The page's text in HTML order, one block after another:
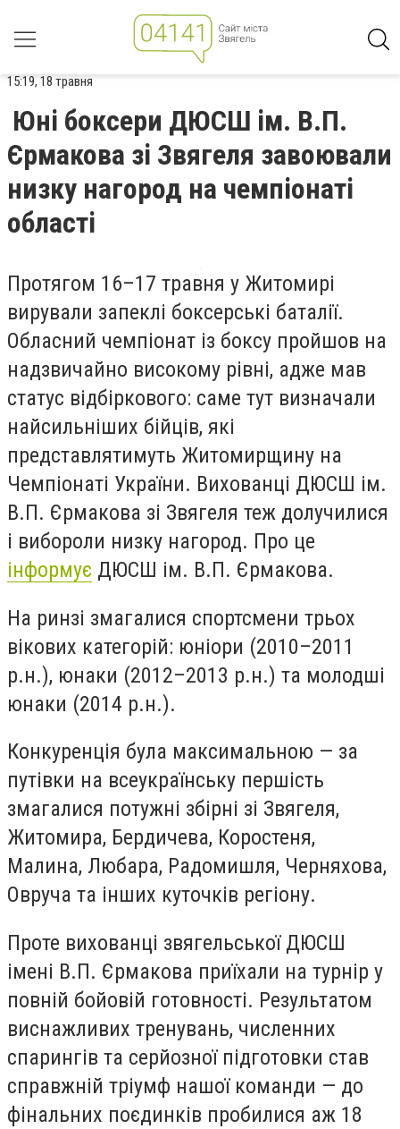
15:19, 18 травня
Юні боксери ДЮСШ ім. В.П.
Єрмакова зі Звягеля завоювали
низку нагород на чемпіонаті
області
Протягом 16–17 травня у Житомирі
вирували запеклі боксерські баталії.
Обласний чемпіонат із боксу пройшов на
надзвичайно високому рівні, адже мав
статус відбіркового: саме тут визначали
найсильніших бійців, які
представлятимуть Житомирщину на
Чемпіонаті України. Вихованці ДЮСШ ім.
В.П. Єрмакова зі Звягеля теж долучилися
і вибороли низку нагород. Про це
інформує ДЮСШ ім. В.П. Єрмакова.
На ринзі змагалися спортсмени трьох
вікових категорій: юніори (2010–2011
р.н.), юнаки (2012–2013 р.н.) та молодші
юнаки (2014 р.н.).
Конкуренція була максимальною — за
путівки на всеукраїнську першість
змагалися потужні збірні зі Звягеля,
Житомира, Бердичева, Коростеня,
Малина, Любара, Радомишля, Черняхова,
Овруча та інших куточків регіону.
Проте вихованці звягельської ДЮСШ
імені В.П. Єрмакова приїхали на турнір у
повній бойовій готовності. Результатом
виснажливих тренувань, численних
спарингів та серйозної підготовки став
справжній тріумф нашої команди — до
фінальних поєдинків пробилися аж 18